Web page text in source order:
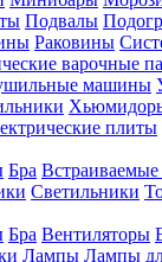
Подвалы
Раковины
варочные
машины
плиты
Бра Встраиваемые
Светильники
Бра Вентиляторы
Лампы Лампы